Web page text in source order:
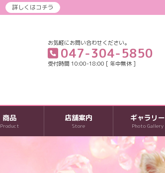
詳しくはコチラ
お気軽にお問い合わせください。
047-304-5850
受付時間 10:00-18:00 [ 年中無休 ]
商品
Product
店舗案内
Store
ギャラリー
Photo Gallery